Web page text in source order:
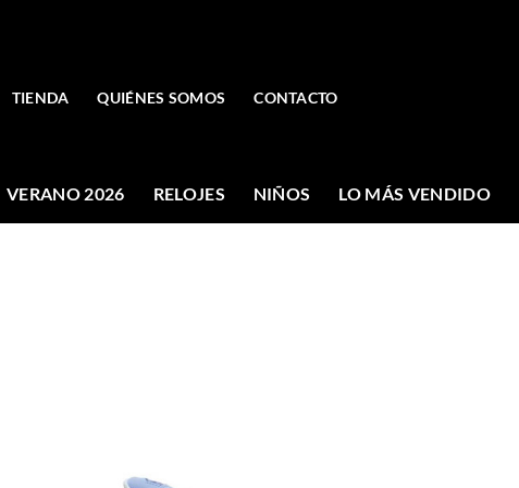
TIENDA QUIÉNES SOMOS CONTACTO
VERANO 2026 RELOJES NIÑOS LO MÁS VENDIDO